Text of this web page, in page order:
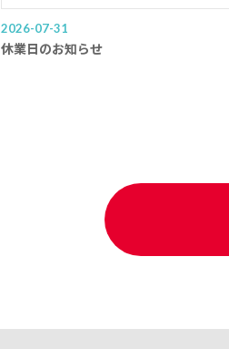
2026-07-31
休業日のお知らせ